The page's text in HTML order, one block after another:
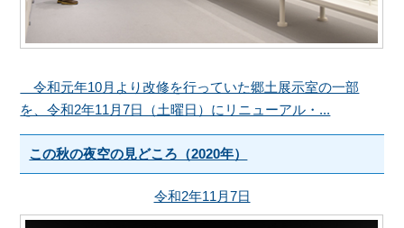
令和元年10月より改修を行っていた郷土展示室の一部
を、令和2年11月7日（土曜日）にリニューアル・...
この秋の夜空の見どころ（2020年）
令和2年11月7日